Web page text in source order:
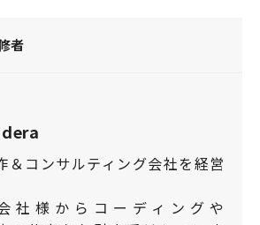
者
＆コンサルティング会社を経営
社様からコーディングや